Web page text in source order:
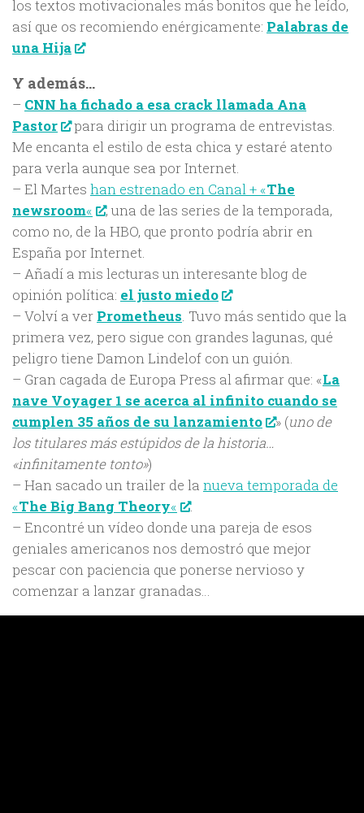
los textos motivacionales más bonitos que he leído,
así que os recomiendo enérgicamente: Palabras de
una Hija
Y además…
– CNN ha fichado a esa crack llamada Ana
Pastor
para dirigir un programa de entrevistas.
Me encanta el estilo de esta chica y estaré atento
para verla aunque sea por Internet.
– El Martes han estrenado en Canal + «The
newsroom«
, una de las series de la temporada,
como no, de la HBO, que pronto podría abrir en
España por Internet.
– Añadí a mis lecturas un interesante blog de
opinión política: el justo miedo
– Volví a ver Prometheus. Tuvo más sentido que la
primera vez, pero sigue con grandes lagunas, qué
peligro tiene Damon Lindelof con un guión.
– Gran cagada de Europa Press al afirmar que: «La
nave Voyager 1 se acerca al infinito cuando se
cumplen 35 años de su lanzamiento
» (uno de
los titulares más estúpidos de la historia…
«infinitamente tonto»)
– Han sacado un trailer de la nueva temporada de
«The Big Bang Theory«
.
– Encontré un vídeo donde una pareja de esos
geniales americanos nos demostró que mejor
pescar con paciencia que ponerse nervioso y
comenzar a lanzar granadas…